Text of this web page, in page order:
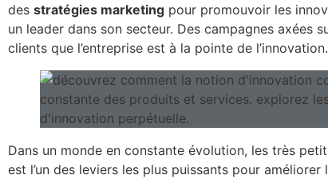
des stratégies marketing pour promouvoir les
un leader dans son secteur. Des campagnes axées
clients que l’entreprise est à la pointe de l’innovation.
Dans un monde en constante évolution, les très
est l’un des leviers les plus puissants pour